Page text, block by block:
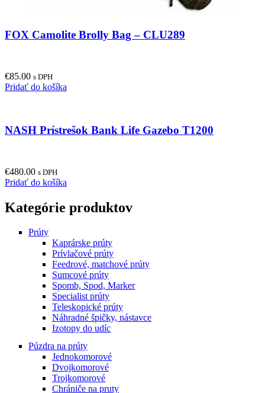
FOX Camolite Brolly Bag – CLU289
€85.00 s DPH
Pridať do košíka
NASH Prístrešok Bank Life Gazebo T1200
€480.00 s DPH
Pridať do košíka
Kategórie produktov
Prúty
Kaprárske prúty
Prívlačové prúty
Feedrové, matchové prúty
Sumcové prúty
Spomb, Spod, Marker
Specialist prúty
Teleskopické prúty
Náhradné špičky, nástavce
Izotopy do udíc
Púzdra na prúty
Jednokomorové
Dvojkomorové
Trojkomorové
Chrániče na pruty